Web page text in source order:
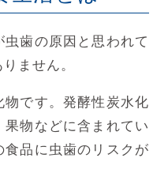
歯の原因と思われて
ません。
です。発酵性炭水化
物などに含まれてい
食品に虫歯のリスクが